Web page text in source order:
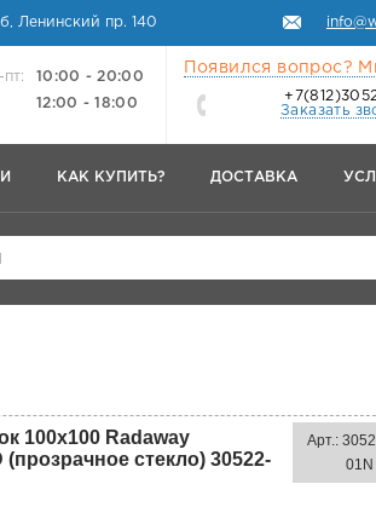
Ленинский пр. 140
пт:
10:00 - 20:00
12:00 - 18:00
Появился вопрос?
Заказать
КАК КУПИТЬ? ДОСТАВКА
100х100 Radaway
(прозрачное стекло) 30522-
Арт.:
01N